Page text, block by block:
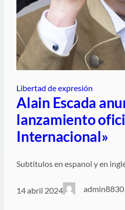
Libertad de expresión
Alain Escada
lanzamiento
Internacional»
Subtitulos en espanol y en
14 abril 2024 admin8830